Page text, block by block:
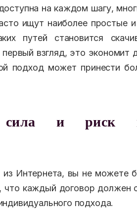
на каждом шагу,
ищут наиболее простые
путей становится
взгляд, это экономит
подход может принести
сила и риск
из Интернета, вы не можете
каждый договор должен
подхода.